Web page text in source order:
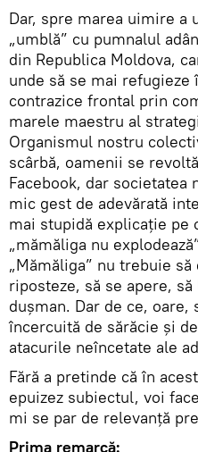
Dar, spre marea uimire a
„umblă” cu pumnalul
din Republica Moldova,
unde să se mai
contrazice frontal prin
marele maestru al
Organismul nostru
scârbă, oamenii se
Facebook, dar societatea
mic gest de adevărată
mai stupidă explicaţie pe
„mămăliga nu
„Mămăliga” nu trebuie
riposteze, să se apere,
duşman. Dar de ce, oare,
încercuită de sărăcie şi
atacurile neîncetate ale
Fără a pretinde că în
epuizez subiectul, voi
mi se par de relevanţă
Prima remarcă: